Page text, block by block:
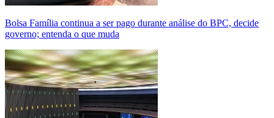
Bolsa Família continua a ser pago durante análise do BPC, decide
governo; entenda o que muda